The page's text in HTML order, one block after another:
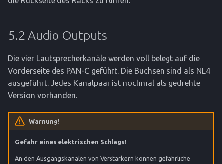
5.2 Audio Outputs
Die vier Lautsprecherkanäle werden voll belegt auf die
Vorderseite des PAN-C geführt. Die Buchsen sind als NL4
ausgeführt. Jedes Kanalpaar ist nochmal als gedrehte
Version vorhanden.
Warnung!
Gefahr eines elektrischen Schlags!
An den Ausgangskanälen von Verstärkern können gefährliche